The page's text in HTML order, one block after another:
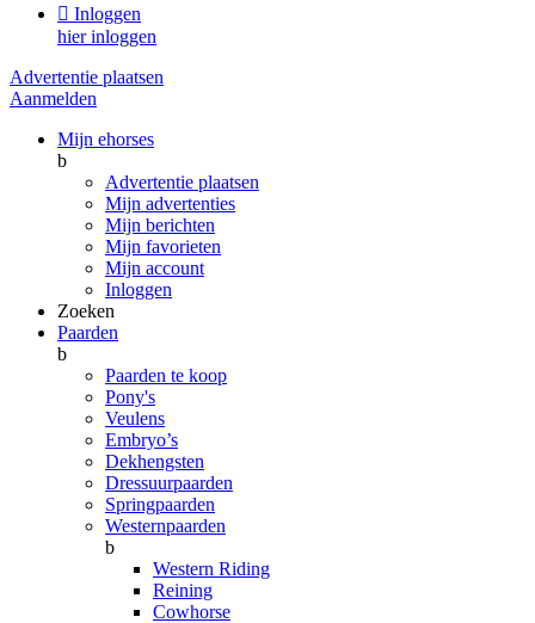
 Inloggen
hier inloggen
Advertentie plaatsen
Aanmelden
Mijn ehorses
b
Advertentie plaatsen
Mijn advertenties
Mijn berichten
Mijn favorieten
Mijn account
Inloggen
Zoeken
Paarden
b
Paarden te koop
Pony's
Veulens
Embryo’s
Dekhengsten
Dressuurpaarden
Springpaarden
Westernpaarden
b
Western Riding
Reining
Cowhorse